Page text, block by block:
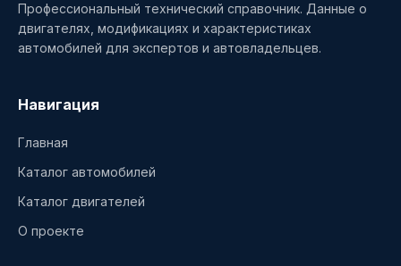
Профессиональный технический справочник. Данные о
двигателях, модификациях и характеристиках
автомобилей для экспертов и автовладельцев.
Навигация
Главная
Каталог автомобилей
Каталог двигателей
О проекте